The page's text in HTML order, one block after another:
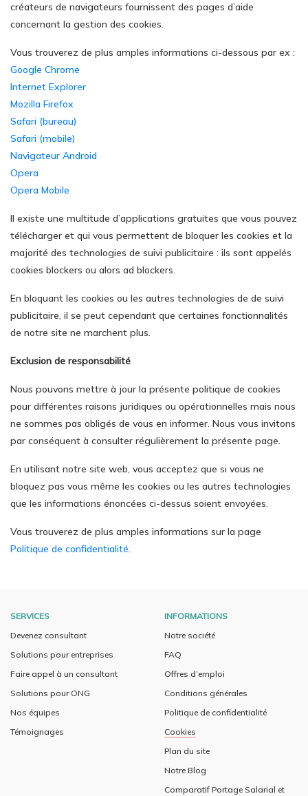
créateurs de navigateurs fournissent des pages d’aide
concernant la gestion des cookies.
Vous trouverez de plus amples informations ci-dessous par ex :
Google Chrome
Internet Explorer
Mozilla Firefox
Safari (bureau)
Safari (mobile)
Navigateur Android
Opera
Opera Mobile
Il existe une multitude d’applications gratuites que vous pouvez
télécharger et qui vous permettent de bloquer les cookies et la
majorité des technologies de suivi publicitaire : ils sont appelés
cookies blockers ou alors ad blockers.
En bloquant les cookies ou les autres technologies de de suivi
publicitaire, il se peut cependant que certaines fonctionnalités
de notre site ne marchent plus.
Exclusion de responsabilité
Nous pouvons mettre à jour la présente politique de cookies
pour différentes raisons juridiques ou opérationnelles mais nous
ne sommes pas obligés de vous en informer. Nous vous invitons
par conséquent à consulter régulièrement la présente page.
En utilisant notre site web, vous acceptez que si vous ne
bloquez pas vous même les cookies ou les autres technologies
que les informations énoncées ci-dessus soient envoyées.
Vous trouverez de plus amples informations sur la page
Politique de confidentialité.
SERVICES
Devenez consultant
Solutions pour entreprises
Faire appel à un consultant
Solutions pour ONG
Nos équipes
Témoignages
INFORMATIONS
Notre société
FAQ
Offres d’emploi
Conditions générales
Politique de confidentialité
Cookies
Plan du site
Notre Blog
Comparatif Portage Salarial et